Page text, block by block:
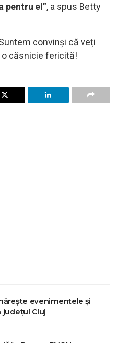
pentru el”, a spus Betty
convinși că veți
o căsnicie fericită!
evenimentele și
județul Cluj